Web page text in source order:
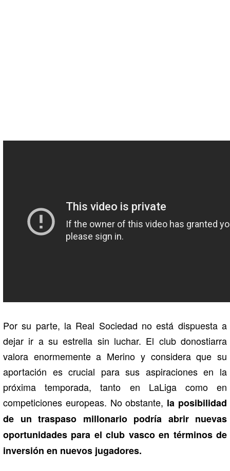
Por su parte, la Real Sociedad no está dispuesta a
dejar ir a su estrella sin luchar. El club donostiarra
valora enormemente a Merino y considera que su
aportación es crucial para sus aspiraciones en la
próxima temporada, tanto en LaLiga como en
competiciones europeas. No obstante, la posibilidad
de un traspaso millonario podría abrir nuevas
oportunidades para el club vasco en términos de
inversión en nuevos jugadores.